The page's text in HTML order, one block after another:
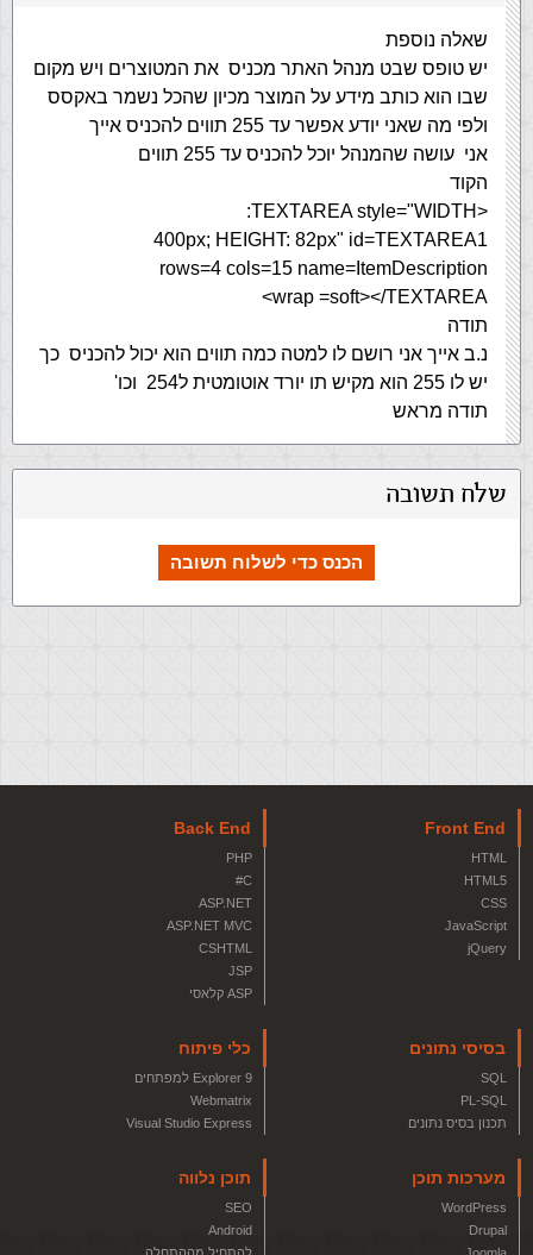
שאלה נוספת
יש טופס שבט מנהל האתר מכניס את המטוצרים ויש מקום
שבו הוא כותב מידע על המוצר מכיון שהכל נשמר באקסס
ולפי מה שאני יודע אפשר עד 255 תווים להכניס אייך
אני עושה שהמנהל יוכל להכניס עד 255 תווים
הקוד
<TEXTAREA style="WIDTH:
400px; HEIGHT: 82px" id=TEXTAREA1
rows=4 cols=15 name=ItemDescription
wrap =soft></TEXTAREA>
תודה
נ.ב אייך אני רושם לו למטה כמה תווים הוא יכול להכניס כך
יש לו 255 הוא מקיש תו יורד אוטומטית ל254 וכו'
תודה מראש
שלח תשובה
הכנס כדי לשלוח תשובה
Front End
HTML
HTML5
CSS
JavaScript
jQuery
Back End
PHP
C#
ASP.NET
ASP.NET MVC
CSHTML
JSP
ASP קלאסי
בסיסי נתונים
SQL
PL-SQL
תכנון בסיס נתונים
כלי פיתוח
Explorer 9 למפתחים
Webmatrix
Visual Studio Express
מערכות תוכן
WordPress
Drupal
תוכן נלווה
SEO
Android